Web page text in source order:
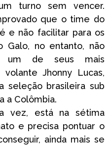
turno sem vencer.
que o time do
e não facilitar para os
Galo, no entanto, não
um de seus mais
Jhonny Lucas,
seleção brasileira sub
a Colômbia.
vez, está na sétima
e precisa pontuar o
ainda mais se